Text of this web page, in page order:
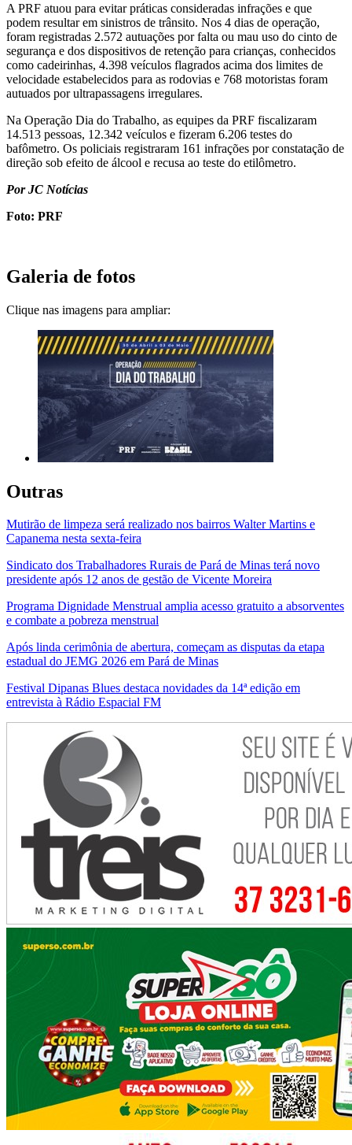
A PRF atuou para evitar práticas consideradas infrações e que
podem resultar em sinistros de trânsito. Nos 4 dias de operação,
foram registradas 2.572 autuações por falta ou mau uso do cinto de
segurança e dos dispositivos de retenção para crianças, conhecidos
como cadeirinhas, 4.398 veículos flagrados acima dos limites de
velocidade estabelecidos para as rodovias e 768 motoristas foram
autuados por ultrapassagens irregulares.
Na Operação Dia do Trabalho, as equipes da PRF fiscalizaram
14.513 pessoas, 12.342 veículos e fizeram 6.206 testes do
bafômetro. Os policiais registraram 161 infrações por constatação de
direção sob efeito de álcool e recusa ao teste do etilômetro.
Por JC Notícias
Foto: PRF
Galeria de fotos
Clique nas imagens para ampliar:
Outras
Mutirão de limpeza será realizado nos bairros Walter Martins e
Capanema nesta sexta-feira
Sindicato dos Trabalhadores Rurais de Pará de Minas terá novo
presidente após 12 anos de gestão de Vicente Moreira
Programa Dignidade Menstrual amplia acesso gratuito a absorventes
e combate a pobreza menstrual
Após linda cerimônia de abertura, começam as disputas da etapa
estadual do JEMG 2026 em Pará de Minas
Festival Dipanas Blues destaca novidades da 14ª edição em
entrevista à Rádio Espacial FM